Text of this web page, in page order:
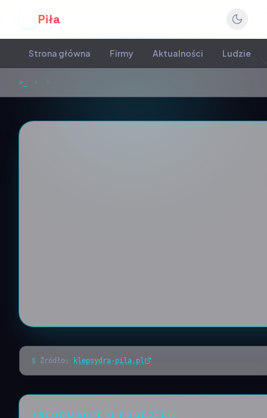
Piła
Strona główna Firmy Aktualności Ludzie
>_
$ Źródło: klepsydra-pila.pl
INFORMACJE O POGRZEBIE